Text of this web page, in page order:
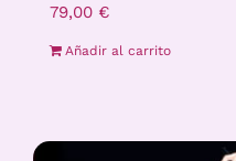
79,00 €
Añadir al carrito